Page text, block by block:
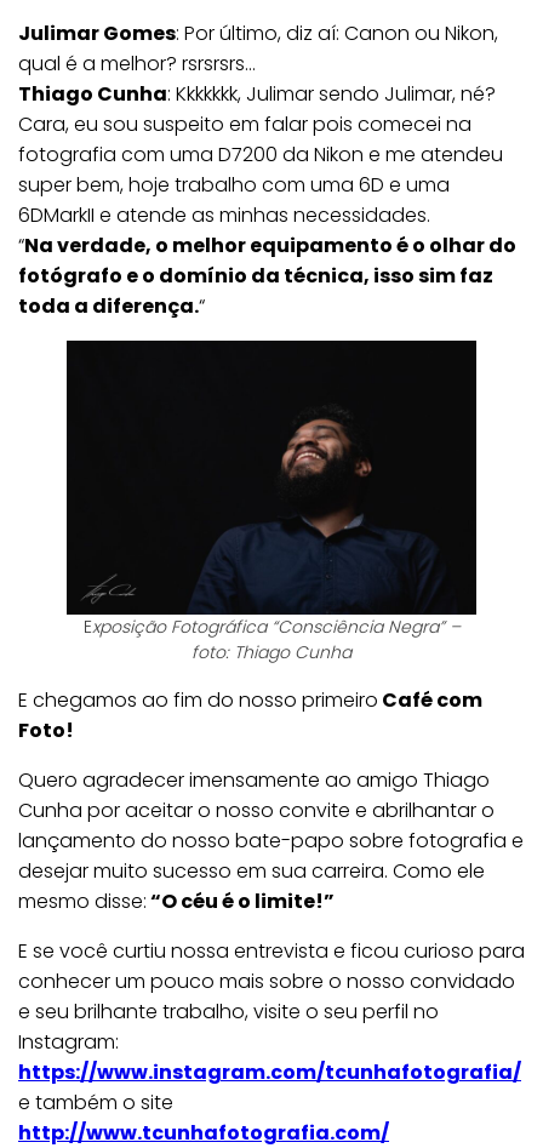
Julimar Gomes: Por último, diz aí: Canon ou Nikon,
qual é a melhor? rsrsrsrs…
Thiago Cunha: Kkkkkkk, Julimar sendo Julimar, né?
Cara, eu sou suspeito em falar pois comecei na
fotografia com uma D7200 da Nikon e me atendeu
super bem, hoje trabalho com uma 6D e uma
6DMarkII e atende as minhas necessidades.
“Na verdade, o melhor equipamento é o olhar do
fotógrafo e o domínio da técnica, isso sim faz
toda a diferença.“
Exposição Fotográfica “Consciência Negra” –
foto: Thiago Cunha
E chegamos ao fim do nosso primeiro Café com
Foto!
Quero agradecer imensamente ao amigo Thiago
Cunha por aceitar o nosso convite e abrilhantar o
lançamento do nosso bate-papo sobre fotografia e
desejar muito sucesso em sua carreira. Como ele
mesmo disse:“O céu é o limite!”
E se você curtiu nossa entrevista e ficou curioso para
conhecer um pouco mais sobre o nosso convidado
e seu brilhante trabalho, visite o seu perfil no
Instagram:
https://www.instagram.com/tcunhafotografia/
e também o site
http://www.tcunhafotografia.com/